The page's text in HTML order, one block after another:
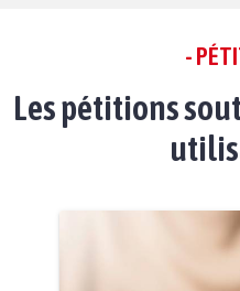
-
Les pétitions